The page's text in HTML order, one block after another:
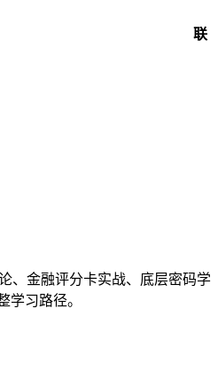
联
、金融评分卡实战、底层密码学
学习路径。